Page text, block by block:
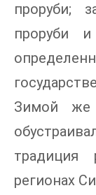
проруби;
проруби
Зимой же
традиция
регионах